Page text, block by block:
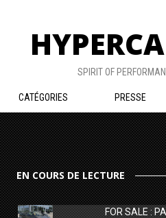
SPIRIT OF
CATÉGORIES PRESSE
EN COURS DE LECTURE
FOR SALE :